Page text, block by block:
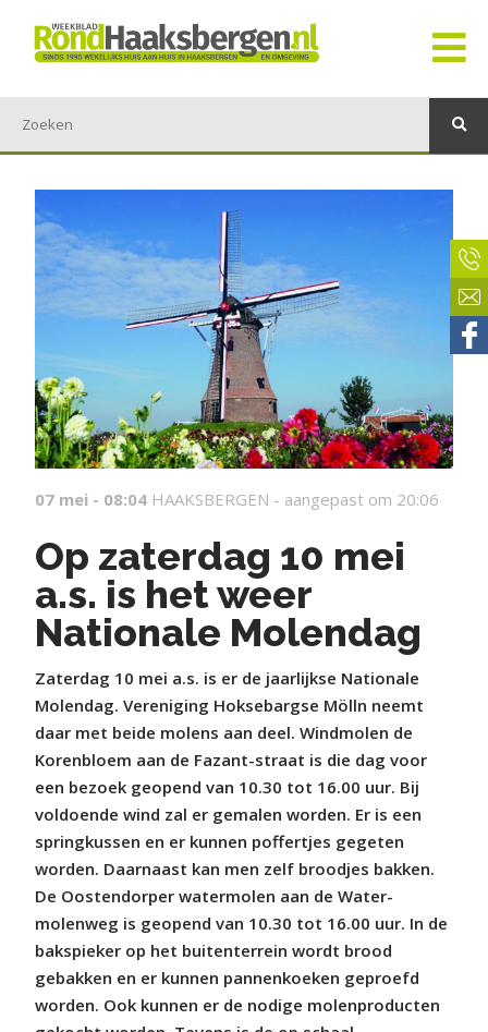
07 mei - 08:04 HAAKSBERGEN - aangepast om 20:06
Op zaterdag 10 mei
a.s. is het weer
Nationale Molendag
Zaterdag 10 mei a.s. is er de jaarlijkse Nationale
Molendag. Vereniging Hoksebargse Mölln neemt
daar met beide molens aan deel. Windmolen de
Korenbloem aan de Fazant-straat is die dag voor
een bezoek geopend van 10.30 tot 16.00 uur. Bij
voldoende wind zal er gemalen worden. Er is een
springkussen en er kunnen poffertjes gegeten
worden. Daarnaast kan men zelf broodjes bakken.
De Oostendorper watermolen aan de Water-
molenweg is geopend van 10.30 tot 16.00 uur. In de
bakspieker op het buitenterrein wordt brood
gebakken en er kunnen pannenkoeken geproefd
worden. Ook kunnen er de nodige molenproducten